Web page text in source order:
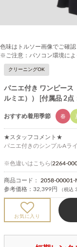
色味はトルソー画像でご確認
※ご注意：パソコン環境によ
クリーニングOK
パニエ付き ワンピース
ルミエ）） [付属品 2点
おすすめ着用季節 春
★スタッフコメント★
パニエ付きのシンプルAラ
※色違いはこちら(2264-
商品コード： 2058-00001-
参考価格： 32,399円 （税込
お気に入り